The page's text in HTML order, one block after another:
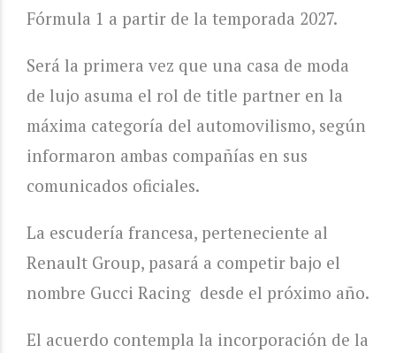
Fórmula 1 a partir de la temporada 2027.
Será la primera vez que una casa de moda
de lujo asuma el rol de title partner en la
máxima categoría del automovilismo, según
informaron ambas compañías en sus
comunicados oficiales.
La escudería francesa, perteneciente al
Renault Group, pasará a competir bajo el
nombre Gucci Racing desde el próximo año.
El acuerdo contempla la incorporación de la